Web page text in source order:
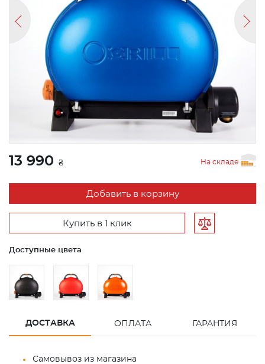
13 990 ₴ На складе
Добавить в корзину
Купить в 1 клик
Доступные цвета
ДОСТАВКА ОПЛАТА ГАРАНТИЯ
Самовывоз из магазина